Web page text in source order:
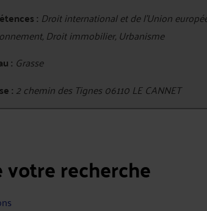
: Droit international et de l'Union
Droit immobilier, Urbanisme
: Grasse
: 2 chemin des Tignes 06110 LE CANNET
votre recherche